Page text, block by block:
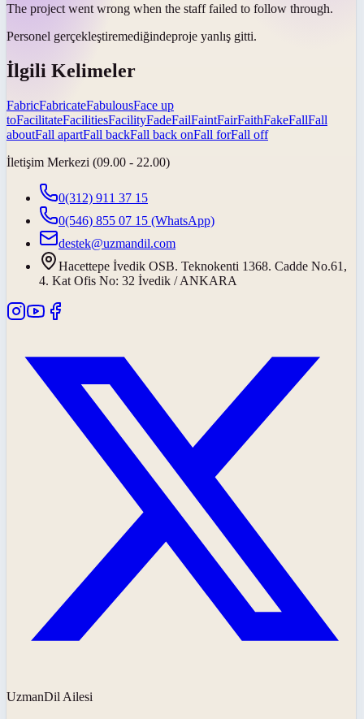
The project went wrong when the staff failed to follow through.
Personel gerçekleştiremediğindeproje yanlış gitti.
İlgili Kelimeler
FabricFabricateFabulousFace up
toFacilitateFacilitiesFacilityFadeFailFaintFairFaithFakeFallFall
aboutFall apartFall backFall back onFall forFall off
İletişim Merkezi (09.00 - 22.00)
0(312) 911 37 15
0(546) 855 07 15 (WhatsApp)
destek@uzmandil.com
Hacettepe İvedik OSB. Teknokenti 1368. Cadde No.61,
4. Kat Ofis No: 32 İvedik / ANKARA
UzmanDil Ailesi